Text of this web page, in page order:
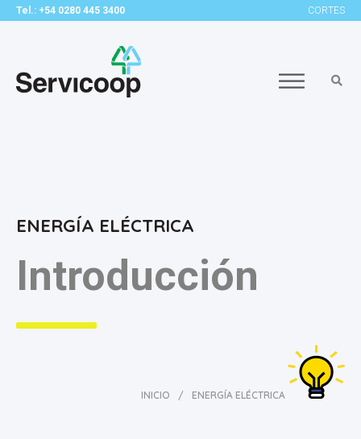
Tel.: +54 0280 445 3400 CORTES
ENERGÍA ELÉCTRICA
Introducción
INICIO / ENERGÍA ELÉCTRICA